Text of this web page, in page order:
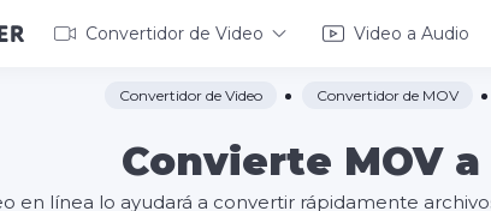
Convertidor de Video Video a Audio
Convertidor de Video Convertidor de MOV
Convierte MOV a
en línea lo ayudará a convertir rápidamente